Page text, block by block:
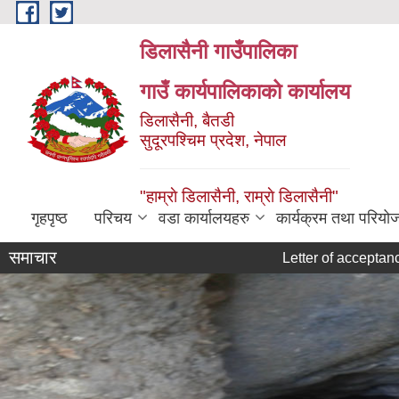
Skip to main content
डिलासैनी गाउँपालिका
गाउँ कार्यपालिकाको कार्यालय
डिलासैनी, बैतडी
सुदूरपश्चिम प्रदेश, नेपाल
"हाम्राे डिलासैनी, राम्राे डिलासैनी"
गृहपृष्ठ परिचय वडा कार्यालयहरु कार्यक्रम तथा
समाचार Letter of acceptance